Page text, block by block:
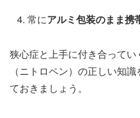
常にアルミ包装のまま携
狭心症と上手に付き合って
（ニトロペン）の正しい知
ておきましょう。